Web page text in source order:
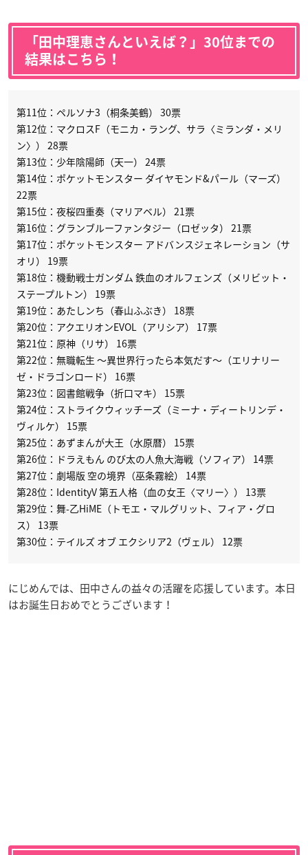
「田中理恵さんといえば？」30位までの
結果はこちら！
第11位：ペルソナ3（桐条美鶴） 30票
第12位：マクロスF（モニカ・ラング、サラ〈ミランダ・メリ
ン〉） 28票
第13位：少年陰陽師（天一） 24票
第14位：ポケットモンスター ダイヤモンド&パール（マーズ）
22票
第15位：夜桜四重奏（マリアベル） 21票
第16位：グランブルーファンタジー（ロゼッタ） 21票
第17位：ポケットモンスター アドバンスジェネレーション（サ
オリ） 19票
第18位：機動戦士ガンダム 鉄血のオルフェンズ（メリビット・
ステープルトン） 19票
第19位：あたしンち（春山ふぶき） 18票
第20位：アクエリオンEVOL（アリシア） 17票
第21位：原神（リサ） 16票
第22位：無職転生 〜異世界行ったら本気だす〜（エリナリー
ゼ・ドラゴンロード） 16票
第23位：図書館戦争（折口マキ） 15票
第24位：ストライクウィッチーズ（ミーナ・ディートリンデ・
ヴィルケ） 15票
第25位：あずまんが大王（水原暦） 15票
第26位：ドラえもん のび太の人魚大海戦（ソフィア） 14票
第27位：劇場版 空の境界（巫条霧絵） 14票
第28位：IdentityV 第五人格（血の女王〈マリー〉） 13票
第29位：舞-乙HiME（トモエ・マルグリット、フィア・グロ
ス） 13票
第30位：テイルズ オブ エクシリア2（ヴェル） 12票
にじめんでは、田中さんの益々の活躍を応援しています。本日
はお誕生日おめでとうございます！